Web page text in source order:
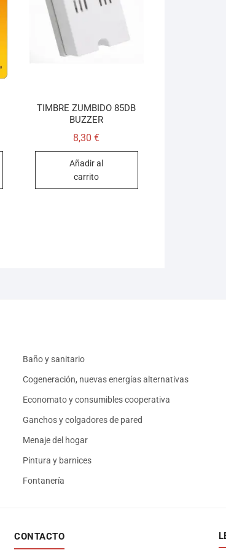
TIMBRE ZUMBIDO 85DB
BUZZER
8,30€
Añadir al
carrito
Baño y sanitario
Cogeneración, nuevas energías alternativas
Economato y consumibles cooperativa
Ganchos y colgadores de pared
Menaje del hogar
Pintura y barnices
Fontanería
CONTACTO
Asesor El